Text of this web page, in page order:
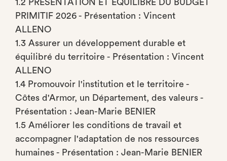
1.2 PRÉSENTATION ET ÉQUILIBRE DU BUDGET
PRIMITIF 2026 - Présentation : Vincent
ALLENO
1.3 Assurer un développement durable et
équilibré du territoire - Présentation : Vincent
ALLENO
1.4 Promouvoir l'institution et le territoire -
Côtes d'Armor, un Département, des valeurs -
Présentation : Jean-Marie BENIER
1.5 Améliorer les conditions de travail et
accompagner l'adaptation de nos ressources
humaines - Présentation : Jean-Marie BENIER